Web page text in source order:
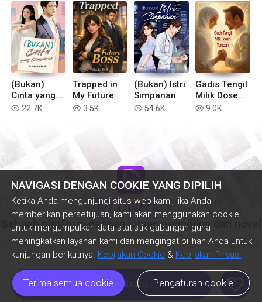
NAVIGASI DENGAN COOKIE YANG DIPILIH
Ketika Anda mengunjungi situs web kami, jika Anda
memberikan persetujuan, kami akan menggunakan cookie
untuk mengumpulkan data statistik gabungan guna
meningkatkan layanan kami dan mengingat pilihan Anda untuk
kunjungan berikutnya. Kebijakan Cookie & Kebijakan Privasi
Terima semua cookie Pengaturan cookie
(Bukan)
Cinta yang
Diinginkan
read 22.7K
Trapped in
My Future
Boss
read 3.5K
(Bukan) Istri
Simpanan
read 54.6K
Gadis Tengil
Milik Dosen
Tampan
read 9.0K
Sebuah platform dengan jutaan pengguna dan novel
Lanjut Membaca like